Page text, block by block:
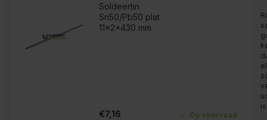
Soldeertin
Sn50/Pb50 plat
11x2x430 mm
€7,16 Op voorraad